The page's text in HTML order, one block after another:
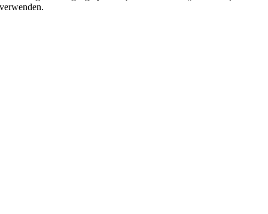
verwenden.